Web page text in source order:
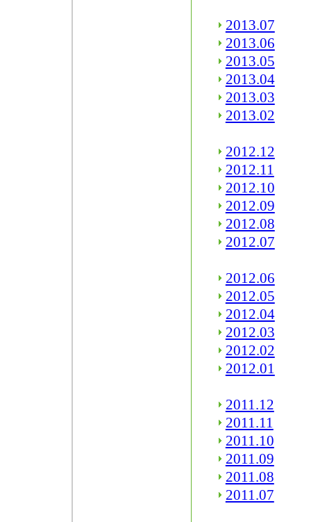
2013.07
2013.06
2013.05
2013.04
2013.03
2013.02
2012.12
2012.11
2012.10
2012.09
2012.08
2012.07
2012.06
2012.05
2012.04
2012.03
2012.02
2012.01
2011.12
2011.11
2011.10
2011.09
2011.08
2011.07